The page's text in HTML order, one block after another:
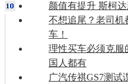
颜值有提升 斯柯
不想追尾？老司机
车！
理性买车必须克服
国人都有
广汽传祺GS7测试